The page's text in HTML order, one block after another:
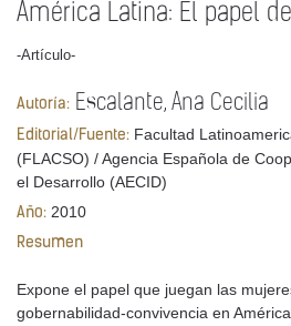
América Latina: El papel
-Artículo-
Autoría: Escalante, Ana Cecilia
Editorial/Fuente: Facultad
(FLACSO) / Agencia Española de
el Desarrollo (AECID)
Año: 2010
Resumen
Expone el papel que juegan las
gobernabilidad‐convivencia en